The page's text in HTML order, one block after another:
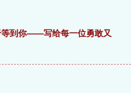
等到你——写给每一位勇敢又